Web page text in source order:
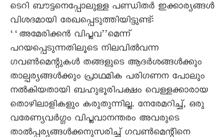
ടെറി ബൗട്ടനെപ്പോലുള്ള പണ്ഡിതർ ഇക്കാര്യങ്ങൾ
വിശദമായി രേഖപ്പെടുത്തിയിട്ടുണ്ട്:
‘‘അമേരിക്കൻ വിപ്ലവ’’മെന്ന്‌
പറയപ്പെടുന്നതിലൂടെ നിലവിൽവന്ന
ഗവൺമെന്റുകൾ തങ്ങളുടെ ആദർശങ്ങൾക്കും
താല്പര്യങ്ങൾക്കും പ്രാഥമിക പരിഗണന പോലും
നൽകിയതായി ബഹുഭൂരിപക്ഷം വെള്ളക്കാരായ
തൊഴിലാളികളും കരുതുന്നില്ല. നേരേമറിച്ച്, ഒരു
വരേണ്യവർഗ്ഗം വിപ്ലവാനന്തരം അവരുടെ
താൽപ്പര്യങ്ങൾക്കനുസരിച്ച് ഗവൺമെന്റിനെ